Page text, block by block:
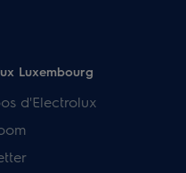
Luxembourg
d'Electrolux